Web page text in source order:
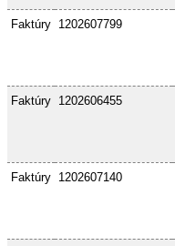
Faktúry 1202607799
Faktúry 1202606455
Faktúry 1202607140